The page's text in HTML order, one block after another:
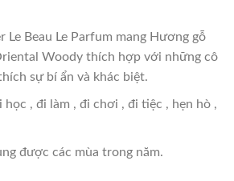
Le Beau Le Parfum mang Hương gỗ
Woody thích hợp với những cô
sự bí ẩn và khác biệt.
học , đi làm , đi chơi , đi tiệc , hẹn hò ,
được các mùa trong năm.